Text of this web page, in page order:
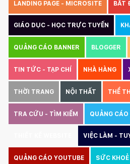
LANDING PAGE - MICROSITE BẤT
GIÁO DỤC - HỌC TRỰC TUYẾN
QUẢNG CÁO BANNER BLOGGER
TIN TỨC - TẠP CHÍ NHÀ HÀNG
THỜI TRANG NỘI THẤT THỂ
TRA CỨU - TÌM KIẾM QUẢNG CÁO
VIỆC LÀM -
QUẢNG CÁO YOUTUBE SỨC KHOẺ